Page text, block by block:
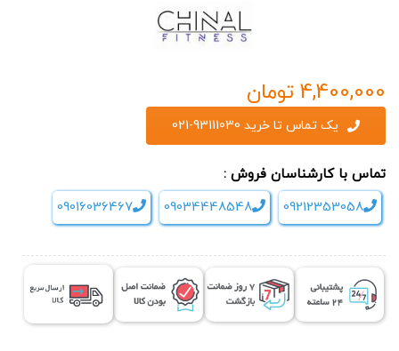
4,400,000 تومان
یک تماس تا خرید 93111030-021
تماس با کارشناسان فروش :
09212353058
09034448548
09016036467